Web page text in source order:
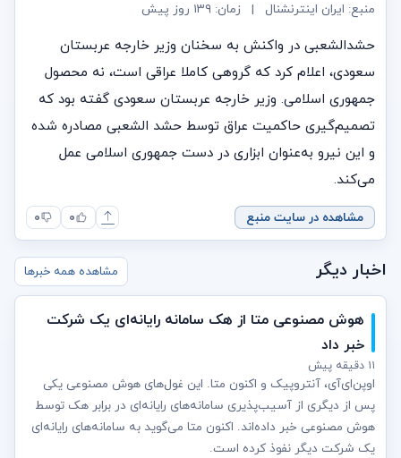
منبع: ایران اینترنشنال | زمان: ۱۳۹ روز پیش
حشدالشعبی در واکنش به سخنان وزیر خارجه عربستان
سعودی، اعلام کرد که گروهی کاملا عراقی است، نه محصول
جمهوری اسلامی. وزیر خارجه عربستان سعودی گفته بود که
تصمیم‌گیری حاکمیت عراق توسط حشد الشعبی مصادره شده
و این نیرو به‌عنوان ابزاری در دست جمهوری اسلامی عمل
می‌کند.
مشاهده در سایت منبع ۰ ۰
اخبار دیگر مشاهده همه خبرها
هوش مصنوعی متا از هک سامانه رایانه‌ای یک شرکت
خبر داد
۱۱ دقیقه پیش
اوپن‌ای‌آی، آنتروپیک و اکنون متا. این غول‌های هوش مصنوعی یکی
پس از دیگری از آسیب‌پذیری سامانه‌های رایانه‌ای در برابر هک توسط
هوش مصنوعی خبر داده‌اند. اکنون متا می‌گوید به سامانه‌های رایانه‌ای
یک شرکت دیگر نفوذ کرده است.